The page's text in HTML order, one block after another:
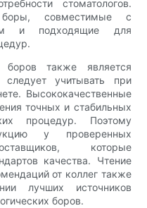
стоматологов.
совместимые с
и подходящие для
боров также является
учитывать при
Высококачественные
точных и стабильных
процедур. Поэтому
у проверенных
которые
качества. Чтение
от коллег также
лучших источников
боров.